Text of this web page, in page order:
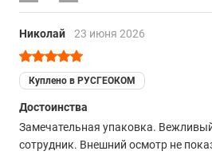
Индикатор заполнения
есть
Скоба включения хода
есть
Скоба запуска работы двигателя
Николай 23 июня 2026
Куплено в РУСГЕОКОМ
Достоинства
Замечательная упаковка.
сотрудник. Внешний осмотр не